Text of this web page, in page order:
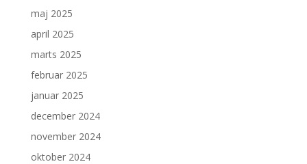
maj 2025
april 2025
marts 2025
februar 2025
januar 2025
december 2024
november 2024
oktober 2024